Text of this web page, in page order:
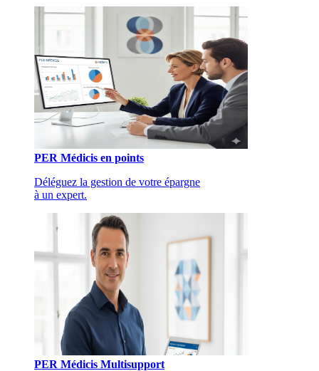
PER Médicis en points
Déléguez la gestion de votre épargne
à un expert.
PER Médicis Multisupport